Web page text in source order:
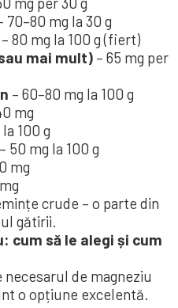
70–80 mg la 30 g
– 80 mg la 100 g (fiert)
mai mult) – 65 mg per
– 60–80 mg la 100 g
mg
100 g
– 50 mg la 100 g
mg
crude – o parte din
gătirii.
cum să le alegi și cum
de magneziu
o opțiune excelentă.